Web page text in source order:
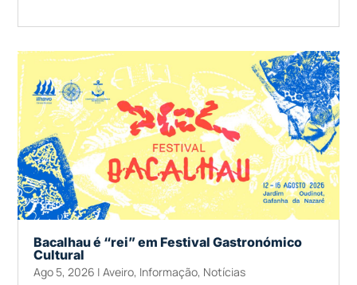
Bacalhau é “rei” em Festival Gastronómico
Cultural
Ago 5, 2026 |Aveiro, Informação, Notícias